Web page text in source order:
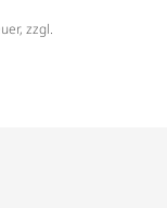
zzgl.